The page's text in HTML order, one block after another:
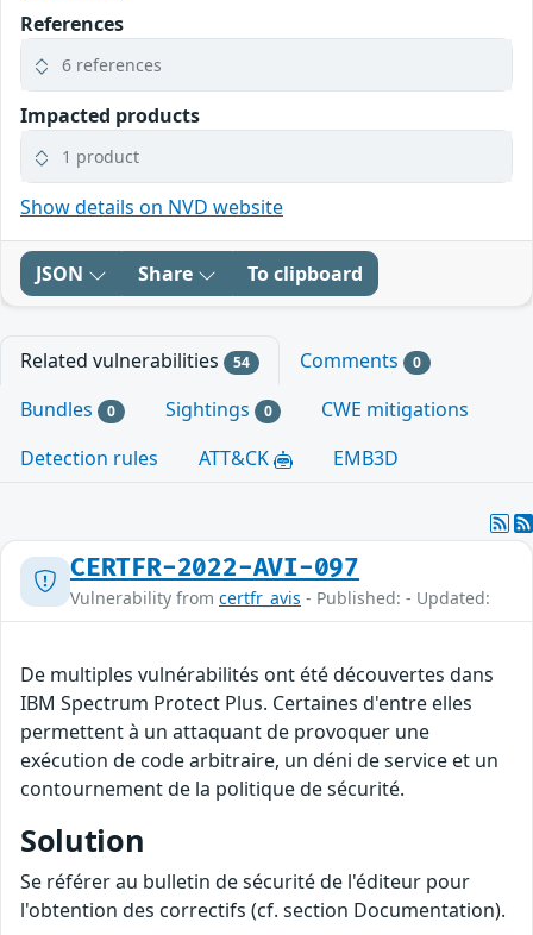
References
6 references
Impacted products
1 product
Show details on NVD website
JSON Share To clipboard
Related vulnerabilities 54 Comments 0
Bundles 0 Sightings 0
CWE mitigations
Detection rules
ATT&CK EMB3D
CERTFR-2022-AVI-097
Vulnerability from certfr_avis - Published: - Updated:
De multiples vulnérabilités ont été découvertes dans
IBM Spectrum Protect Plus. Certaines d'entre elles
permettent à un attaquant de provoquer une
exécution de code arbitraire, un déni de service et un
contournement de la politique de sécurité.
Solution
Se référer au bulletin de sécurité de l'éditeur pour
l'obtention des correctifs (cf. section Documentation).